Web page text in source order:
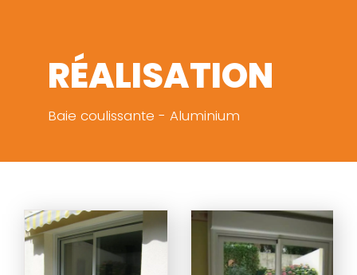
RÉALISATION
Baie coulissante - Aluminium